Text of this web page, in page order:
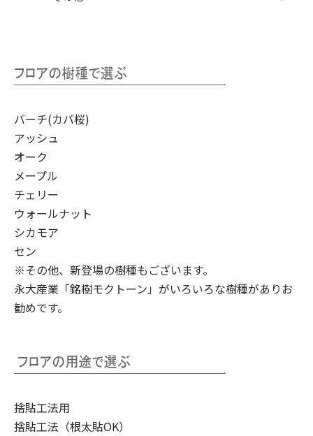
バーチ(カバ桜)
アッシュ
オーク
メープル
チェリー
ウォールナット
シカモア
セン
※その他、新登場の樹種もございます。
永大産業「銘樹モクトーン」 がいろいろな樹種がありお
勧めです。
捨貼工法用
捨貼工法（根太貼OK）